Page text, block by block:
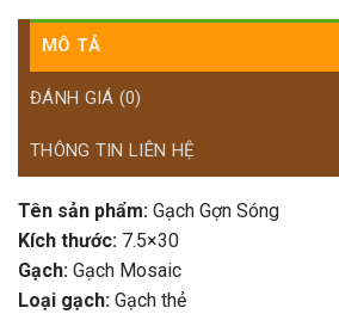
MÔ TẢ
ĐÁNH GIÁ (0)
THÔNG TIN LIÊN HỆ
Tên sản phẩm: Gạch Gợn Sóng
Kích thước: 7.5×30
Gạch: Gạch Mosaic
Loại gạch: Gạch thẻ